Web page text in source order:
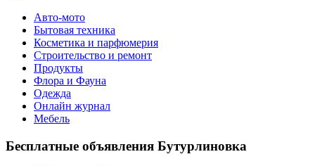
Авто-мото
Бытовая техника
Косметика и парфюмерия
Строительство и ремонт
Продукты
Флора и Фауна
Одежда
Онлайн журнал
Мебель
Бесплатные объявления Бутурлиновка